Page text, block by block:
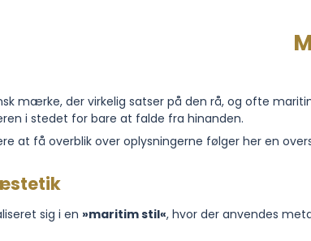
mærke, der virkelig satser på den rå, og ofte
i stedet for bare at falde fra hinanden.
at få overblik over oplysningerne følger her en
sig i en »maritim stil«, hvor der anvendes